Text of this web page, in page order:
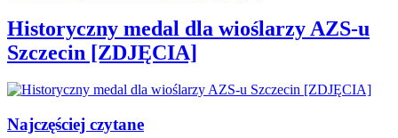
Historyczny medal dla wioślarzy AZS-u
Szczecin [ZDJĘCIA]
Najczęściej czytane